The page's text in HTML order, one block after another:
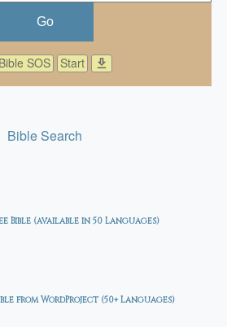
Go
Bible SOS Start download
Bible Search
Bible (available in 50 Languages)
from WordProject (50+ Languages)